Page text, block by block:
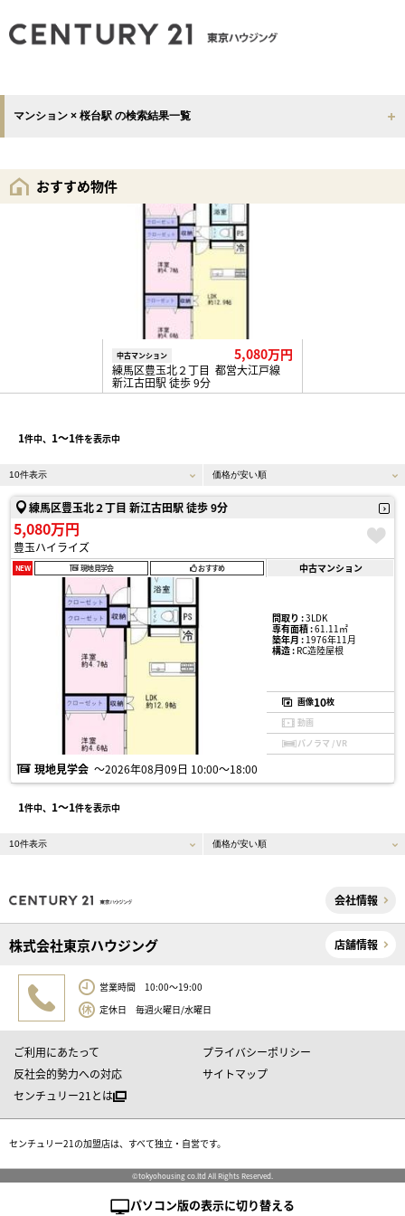
マンション × 桜台駅 の検索結果一覧
おすすめ物件
中古マンション 5,080万円
練馬区豊玉北２丁目 都営大江戸線
新江古田駅 徒歩 9分
1件中、 1〜1件を表示中
練馬区豊玉北２丁目 新江古田駅 徒歩 9分
5,080万円
豊玉ハイライズ
NEW 現地見学会 おすすめ 中古マンション
間取り :3LDK
専有面積 :61.11㎡
築年月 :1976年11月
構造 :RC造陸屋根
画像10枚
動画
パノラマ / VR
現地見学会 〜2026年08月09日 10:00〜18:00
1件中、 1〜1件を表示中
会社情報
株式会社東京ハウジング 店舗情報
営業時間 10:00～19:00
定休日 毎週火曜日/水曜日
ご利用にあたって
プライバシーポリシー
反社会的勢力への対応
サイトマップ
センチュリー21とは
センチュリー21の加盟店は、すべて独立・自営です。
©tokyohousing co.ltd All Rights Reserved.
パソコン版の表示に切り替える